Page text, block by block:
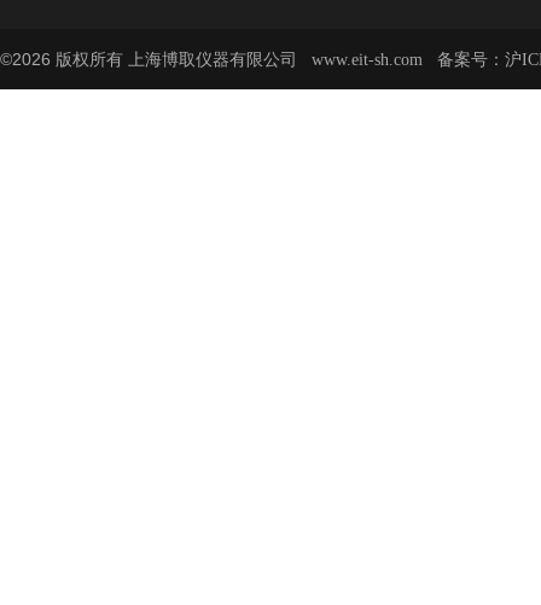
©2026 版权所有 上海博取仪器有限公司 www.eit-sh.com 备案号： 沪